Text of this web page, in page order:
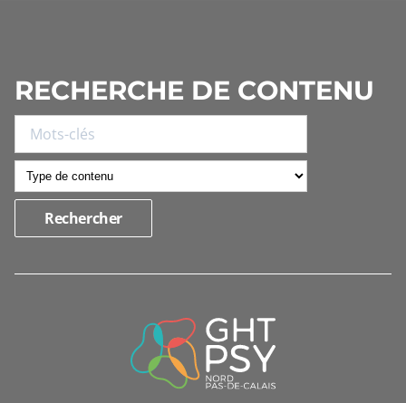
RECHERCHE DE CONTENU
INFORMATIONS